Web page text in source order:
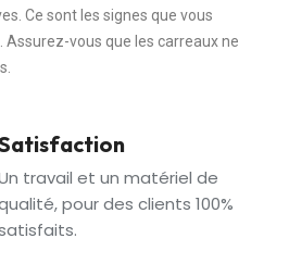
Ce sont les signes que vous
Assurez-vous que les carreaux ne
travail et un matériel de
pour des clients 100%